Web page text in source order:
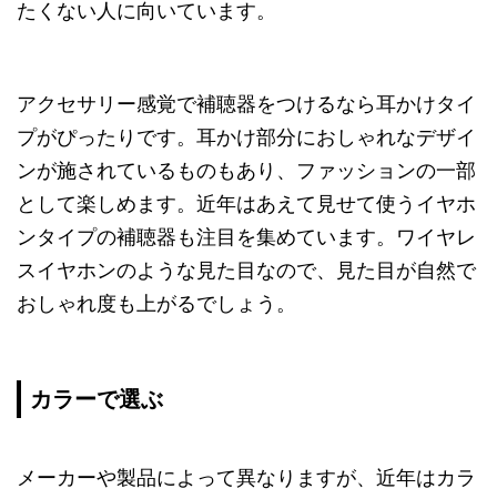
たくない人に向いています。
アクセサリー感覚で補聴器をつけるなら耳かけタイ
プがぴったりです。耳かけ部分におしゃれなデザイ
ンが施されているものもあり、ファッションの一部
として楽しめます。近年はあえて見せて使うイヤホ
ンタイプの補聴器も注目を集めています。ワイヤレ
スイヤホンのような見た目なので、見た目が自然で
おしゃれ度も上がるでしょう。
カラーで選ぶ
メーカーや製品によって異なりますが、近年はカラ